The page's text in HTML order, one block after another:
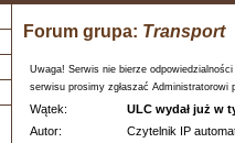
Forum grupa: Transport
Uwaga! Serwis nie bierze
serwisu prosimy zgłaszać Administratorowi
Wątek:
ULC wydał już w
Autor:
Czytelnik IP